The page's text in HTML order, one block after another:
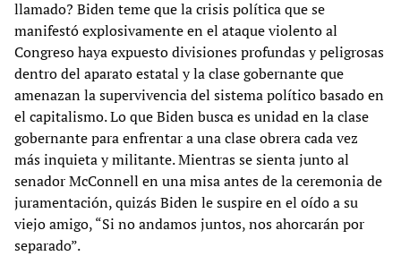
llamado? Biden teme que la crisis política que se
manifestó explosivamente en el ataque violento al
Congreso haya expuesto divisiones profundas y peligrosas
dentro del aparato estatal y la clase gobernante que
amenazan la supervivencia del sistema político basado en
el capitalismo. Lo que Biden busca es unidad en la clase
gobernante para enfrentar a una clase obrera cada vez
más inquieta y militante. Mientras se sienta junto al
senador McConnell en una misa antes de la ceremonia de
juramentación, quizás Biden le suspire en el oído a su
viejo amigo, “Si no andamos juntos, nos ahorcarán por
separado”.